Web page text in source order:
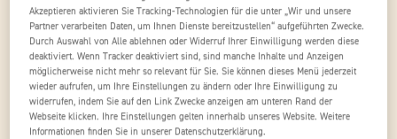
Türkei 0Hotels
Alle Ziele Türkei Region wählen
Filter
3
Akzeptieren aktivieren Sie Tracking-Technologien für die unter „Wir und unsere
Partner verarbeiten Daten, um Ihnen Dienste bereitzustellen“ aufgeführten Zwecke.
Durch Auswahl von Alle ablehnen oder Widerruf Ihrer Einwilligung werden diese
deaktiviert. Wenn Tracker deaktiviert sind, sind manche Inhalte und Anzeigen
möglicherweise nicht mehr so relevant für Sie. Sie können dieses Menü jederzeit
wieder aufrufen, um Ihre Einstellungen zu ändern oder Ihre Einwilligung zu
widerrufen, indem Sie auf den Link Zwecke anzeigen am unteren Rand der
Webseite klicken. Ihre Einstellungen gelten innerhalb unseres Website. Weitere
Informationen finden Sie in unserer Datenschutzerklärung.